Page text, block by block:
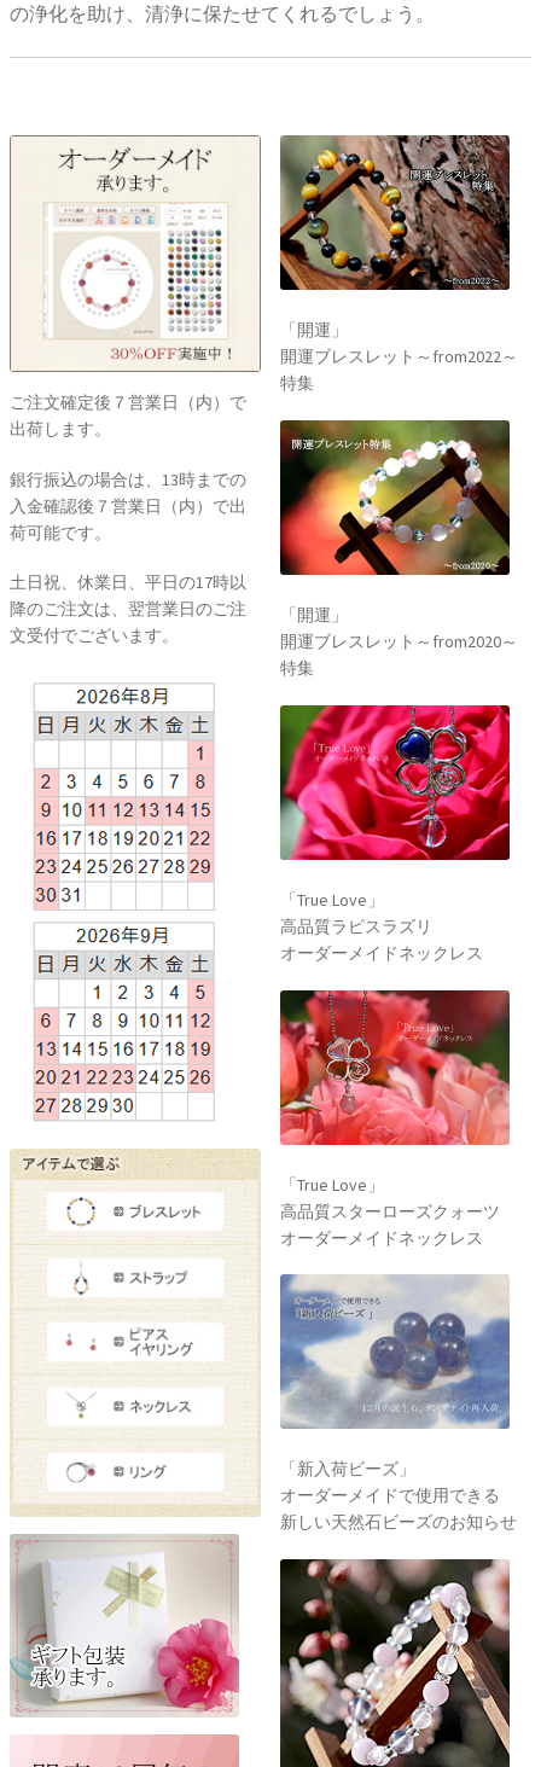
の浄化を助け、清浄に保たせてくれるでしょう。
ご注文確定後７営業日（内）で
出荷します。
銀行振込の場合は、13時までの
入金確認後７営業日（内）で出
荷可能です。
土日祝、休業日、平日の17時以
降のご注文は、翌営業日のご注
文受付でございます。
「開運」
開運ブレスレット～from2022～
特集
「開運」
開運ブレスレット～from2020～
特集
「True Love」
高品質ラピスラズリ
オーダーメイドネックレス
「True Love」
高品質スターローズクォーツ
オーダーメイドネックレス
「新入荷ビーズ」
オーダーメイドで使用できる
新しい天然石ビーズのお知らせ